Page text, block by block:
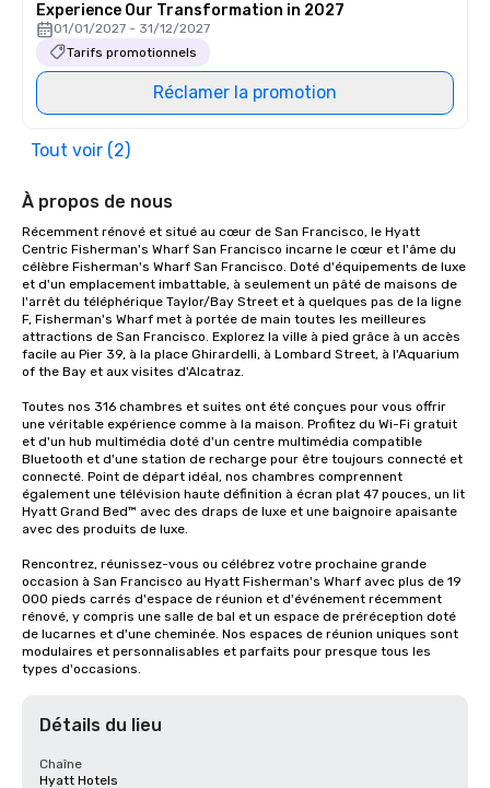
Experience Our Transformation in 2027
01/01/2027 - 31/12/2027
Tarifs promotionnels
Réclamer la promotion
Tout voir (2)
À propos de nous
Récemment rénové et situé au cœur de San Francisco, le Hyatt
Centric Fisherman's Wharf San Francisco incarne le cœur et l'âme du
célèbre Fisherman's Wharf San Francisco. Doté d'équipements de luxe
et d'un emplacement imbattable, à seulement un pâté de maisons de
l'arrêt du téléphérique Taylor/Bay Street et à quelques pas de la ligne
F, Fisherman's Wharf met à portée de main toutes les meilleures
attractions de San Francisco. Explorez la ville à pied grâce à un accès
facile au Pier 39, à la place Ghirardelli, à Lombard Street, à l'Aquarium
of the Bay et aux visites d'Alcatraz.
Toutes nos 316 chambres et suites ont été conçues pour vous offrir
une véritable expérience comme à la maison. Profitez du Wi-Fi gratuit
et d'un hub multimédia doté d'un centre multimédia compatible
Bluetooth et d'une station de recharge pour être toujours connecté et
connecté. Point de départ idéal, nos chambres comprennent
également une télévision haute définition à écran plat 47 pouces, un lit
Hyatt Grand Bed™ avec des draps de luxe et une baignoire apaisante
avec des produits de luxe.
Rencontrez, réunissez-vous ou célébrez votre prochaine grande
occasion à San Francisco au Hyatt Fisherman's Wharf avec plus de 19
000 pieds carrés d'espace de réunion et d'événement récemment
rénové, y compris une salle de bal et un espace de préréception doté
de lucarnes et d'une cheminée. Nos espaces de réunion uniques sont
modulaires et personnalisables et parfaits pour presque tous les
types d'occasions.
Détails du lieu
Chaîne
Hyatt Hotels